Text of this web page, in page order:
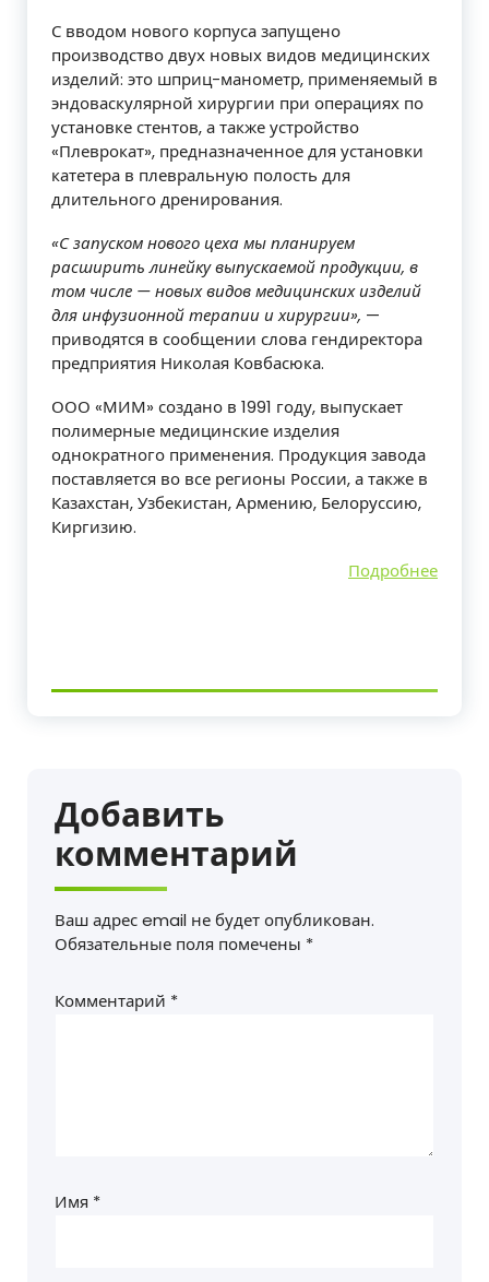
С вводом нового корпуса запущено
производство двух новых видов медицинских
изделий: это шприц-манометр, применяемый в
эндоваскулярной хирургии при операциях по
установке стентов, а также устройство
«Плеврокат», предназначенное для установки
катетера в плевральную полость для
длительного дренирования.
«С запуском нового цеха мы планируем
расширить линейку выпускаемой продукции, в
том числе — новых видов медицинских изделий
для инфузионной терапии и хирургии», —
приводятся в сообщении слова гендиректора
предприятия Николая Ковбасюка.
ООО «МИМ» создано в 1991 году, выпускает
полимерные медицинские изделия
однократного применения. Продукция завода
поставляется во все регионы России, а также в
Казахстан, Узбекистан, Армению, Белоруссию,
Киргизию.
Подробнее
Добавить
комментарий
Ваш адрес email не будет опубликован.
Обязательные поля помечены *
Комментарий *
Имя *